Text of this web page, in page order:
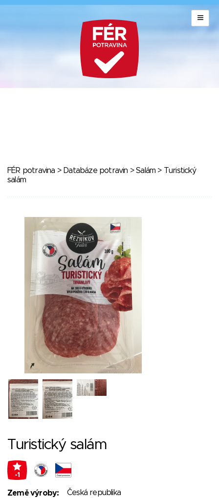
FÉR potravina > Databáze potravin >Salám > Turistický
salám
Turistický salám
-1
Země výroby:
Česká republika